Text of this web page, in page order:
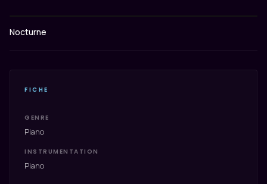
Nocturne
FICHE
GENRE
Piano
INSTRUMENTATION
Piano